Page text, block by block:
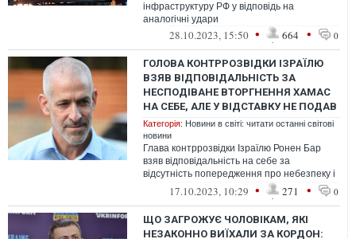
інфраструктуру РФ у відповідь на
аналогічні удари
28.10.2023, 15:50 • 664 • 0
ГОЛОВА КОНТРРОЗВІДКИ ІЗРАЇЛЮ
ВЗЯВ ВІДПОВІДАЛЬНІСТЬ ЗА
НЕСПОДІВАНЕ ВТОРГНЕННЯ ХАМАС
НА СЕБЕ, АЛЕ У ВІДСТАВКУ НЕ ПОДАВ
Категорія: Новини в світі: читати останні світові
новини
Глава контррозвідки Ізраїлю Ронен Бар
взяв відповідальність на себе за
відсутність попередження про небезпеку і
несподіване вторгнення ХАМАС на
17.10.2023, 10:29 • 271 • 0
ЩО ЗАГРОЖУЄ ЧОЛОВІКАМ, ЯКІ
НЕЗАКОННО ВИЇХАЛИ ЗА КОРДОН: